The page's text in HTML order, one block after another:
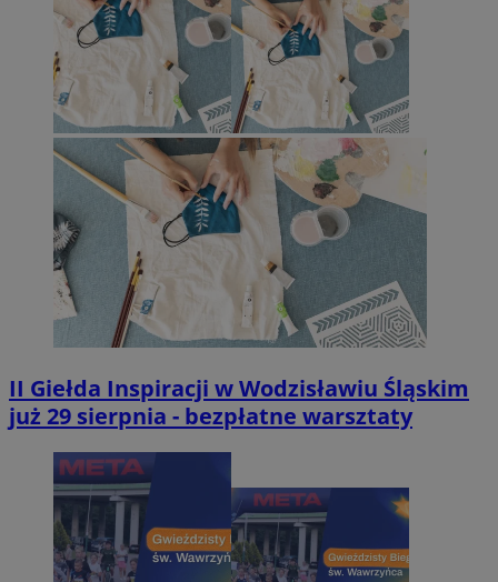
II Giełda Inspiracji w Wodzisławiu Śląskim
już 29 sierpnia - bezpłatne warsztaty